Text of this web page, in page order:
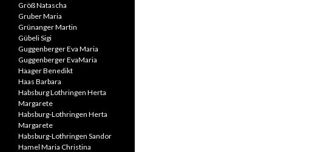
Größ Natascha
Gruber Maria
Grünanger Martin
Gübeli Sigi
Guggenberger Eva Maria
Guggenberger EvaMaria
Haager Benedikt
Haas Barbara
Habsburg Lothringen Herta
Margarete
Habsburg-Lothringen Herta
Margarete
Habsburg-Lothringen Sandor
Hamel Maria Christina